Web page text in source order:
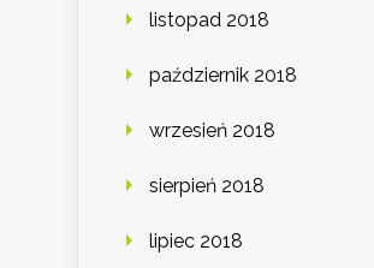
listopad 2018
październik 2018
wrzesień 2018
sierpień 2018
lipiec 2018